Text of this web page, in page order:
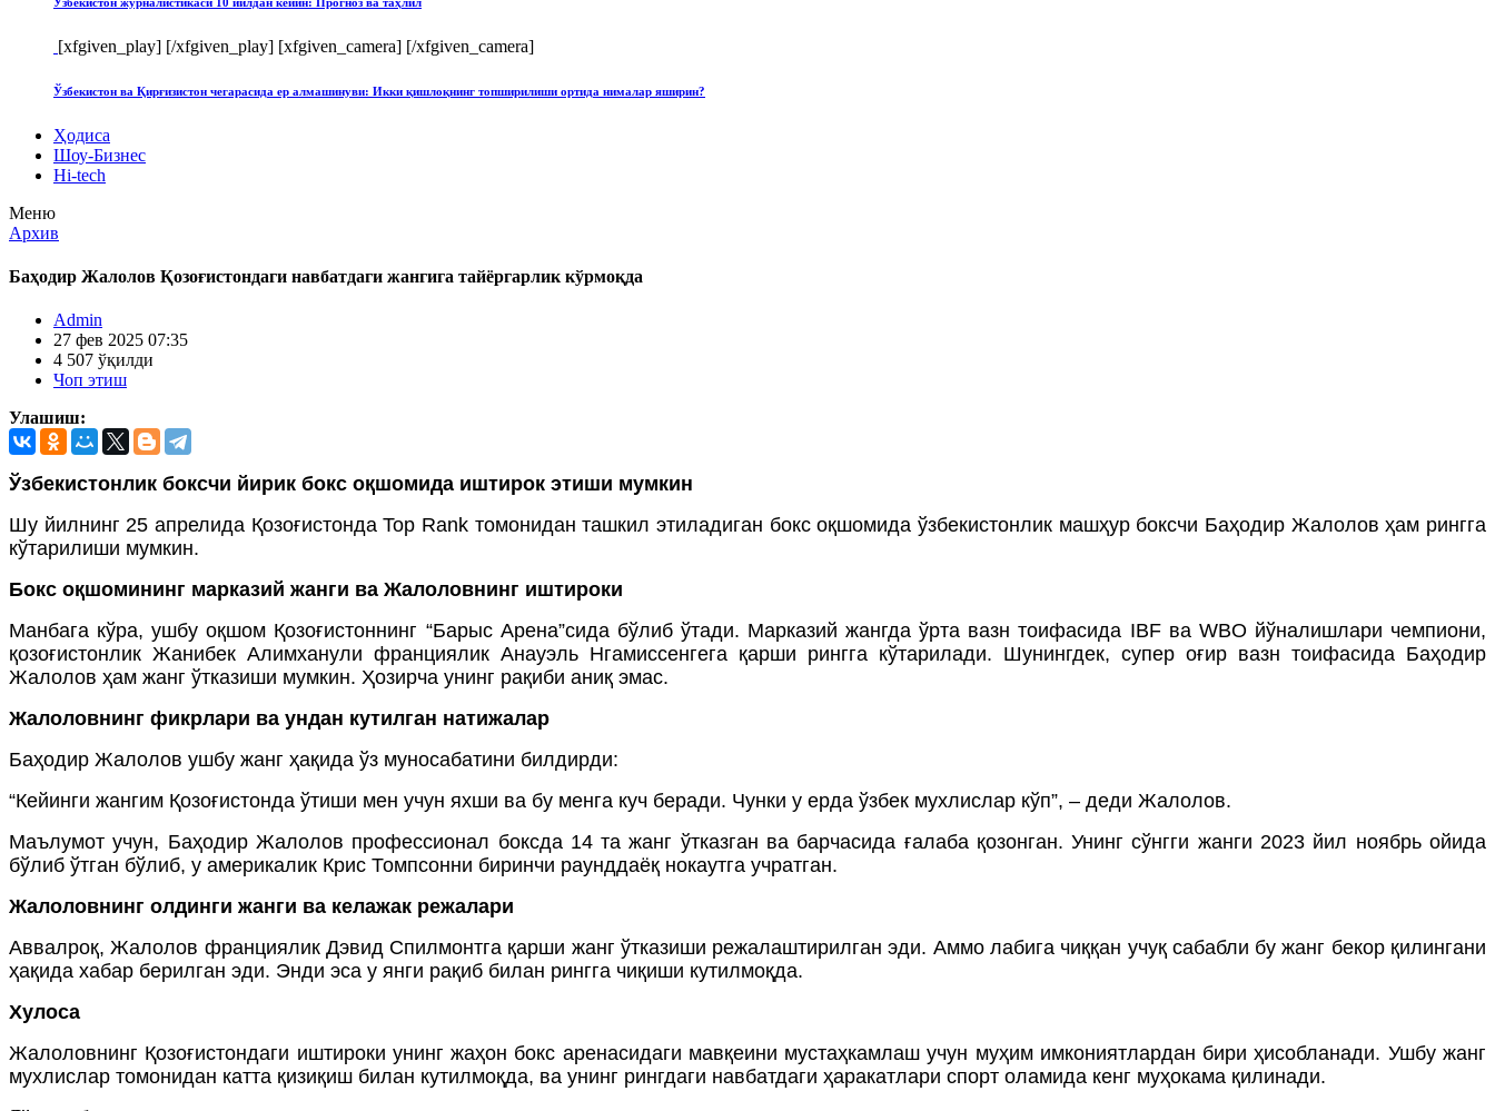
[xfgiven_play] [/xfgiven_play] [xfgiven_camera] [/xfgiven_camera]
Ўзбекистон ва Қирғизистон чегарасида ер алмашинуви: Икки қишлоқнинг топширилиши ортида нималар яширин?
Ҳодиса
Шоу-Бизнес
Hi-tech
Меню
Архив
Баҳодир Жалолов Қозоғистондаги навбатдаги жангига тайёргарлик кўрмоқда
Admin
27 фев 2025 07:35
4 507 ўқилди
Чоп этиш
Улашиш:
Ўзбекистонлик боксчи йирик бокс оқшомида иштирок этиши мумкин
Шу йилнинг 25 апрелида Қозоғистонда Top Rank томонидан ташкил этиладиган бокс оқшомида ўзбекистонлик машҳур боксчи Баҳодир Жалолов ҳам рингга
кўтарилиши мумкин.
Бокс оқшомининг марказий жанги ва Жалоловнинг иштироки
Манбага кўра, ушбу оқшом Қозоғистоннинг “Барыс Арена”сида бўлиб ўтади. Марказий жангда ўрта вазн тоифасида IBF ва WBO йўналишлари чемпиони,
қозоғистонлик Жанибек Алимханули франциялик Анауэль Нгамиссенгега қарши рингга кўтарилади. Шунингдек, супер оғир вазн тоифасида Баҳодир
Жалолов ҳам жанг ўтказиши мумкин. Ҳозирча унинг рақиби аниқ эмас.
Жалоловнинг фикрлари ва ундан кутилган натижалар
Баҳодир Жалолов ушбу жанг ҳақида ўз муносабатини билдирди:
“Кейинги жангим Қозоғистонда ўтиши мен учун яхши ва бу менга куч беради. Чунки у ерда ўзбек мухлислар кўп”, – деди Жалолов.
Маълумот учун, Баҳодир Жалолов профессионал боксда 14 та жанг ўтказган ва барчасида ғалаба қозонган. Унинг сўнгги жанги 2023 йил ноябрь ойида
бўлиб ўтган бўлиб, у америкалик Крис Томпсонни биринчи раунддаёқ нокаутга учратган.
Жалоловнинг олдинги жанги ва келажак режалари
Аввалроқ, Жалолов франциялик Дэвид Спилмонтга қарши жанг ўтказиши режалаштирилган эди. Аммо лабига чиққан учуқ сабабли бу жанг бекор қилингани
ҳақида хабар берилган эди. Энди эса у янги рақиб билан рингга чиқиши кутилмоқда.
Хулоса
Жалоловнинг Қозоғистондаги иштироки унинг жаҳон бокс аренасидаги мавқеини мустаҳкамлаш учун муҳим имкониятлардан бири ҳисобланади. Ушбу жанг
мухлислар томонидан катта қизиқиш билан кутилмоқда, ва унинг рингдаги навбатдаги ҳаракатлари спорт оламида кенг муҳокама қилинади.